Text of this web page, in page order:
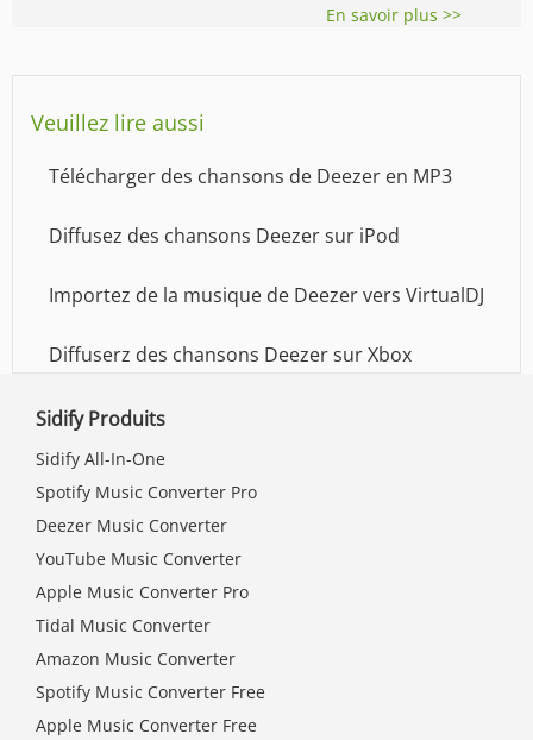
En savoir plus >>
Veuillez lire aussi
Télécharger des chansons de Deezer en MP3
Diffusez des chansons Deezer sur iPod
Importez de la musique de Deezer vers VirtualDJ
Diffuserz des chansons Deezer sur Xbox
Sidify Produits
Sidify All-In-One
Spotify Music Converter Pro
Deezer Music Converter
YouTube Music Converter
Apple Music Converter Pro
Tidal Music Converter
Amazon Music Converter
Spotify Music Converter Free
Apple Music Converter Free